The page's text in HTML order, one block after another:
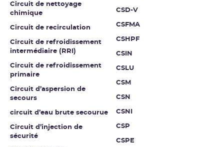
Circuit de nettoyage
chimique
Circuit de recirculation
Circuit de refroidissement
intermédiaire (RRI)
Circuit de refroidissement
primaire
Circuit d’aspersion de
secours
circuit d’eau brute secourue
Circuit d’injection de
sécurité
CSD-V
CSFMA
CSHPF
CSIN
CSLU
CSM
CSN
CSNI
CSP
CSPE